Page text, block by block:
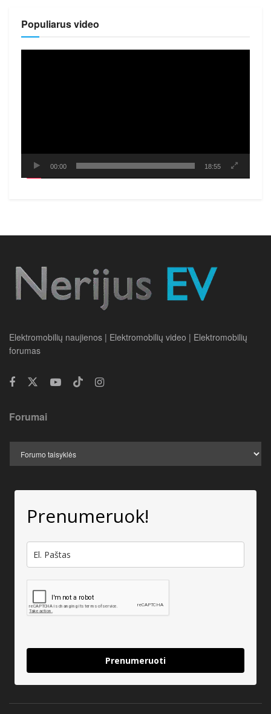
Populiarus video
00:00 18:55
Elektromobilių naujienos | Elektromobilių video | Elektromobilių
forumas
Forumai
Prenumeruok!
Prenumeruoti